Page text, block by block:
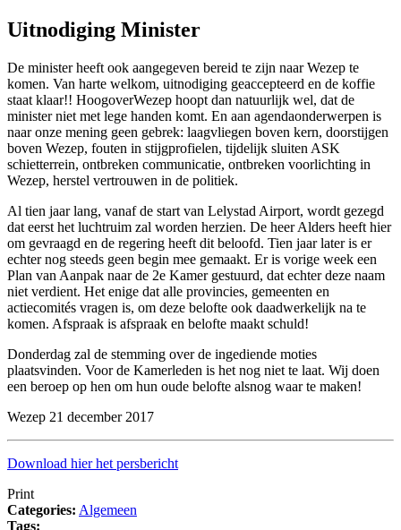
Uitnodiging Minister
De minister heeft ook aangegeven bereid te zijn naar Wezep te
komen. Van harte welkom, uitnodiging geaccepteerd en de koffie
staat klaar!! HoogoverWezep hoopt dan natuurlijk wel, dat de
minister niet met lege handen komt. En aan agendaonderwerpen is
naar onze mening geen gebrek: laagvliegen boven kern, doorstijgen
boven Wezep, fouten in stijgprofielen, tijdelijk sluiten ASK
schietterrein, ontbreken communicatie, ontbreken voorlichting in
Wezep, herstel vertrouwen in de politiek.
Al tien jaar lang, vanaf de start van Lelystad Airport, wordt gezegd
dat eerst het luchtruim zal worden herzien. De heer Alders heeft hier
om gevraagd en de regering heeft dit beloofd. Tien jaar later is er
echter nog steeds geen begin mee gemaakt. Er is vorige week een
Plan van Aanpak naar de 2e Kamer gestuurd, dat echter deze naam
niet verdient. Het enige dat alle provincies, gemeenten en
actiecomités vragen is, om deze belofte ook daadwerkelijk na te
komen. Afspraak is afspraak en belofte maakt schuld!
Donderdag zal de stemming over de ingediende moties
plaatsvinden. Voor de Kamerleden is het nog niet te laat. Wij doen
een beroep op hen om hun oude belofte alsnog waar te maken!
Wezep 21 december 2017
Download hier het persbericht
Print
Categories: Algemeen
Tags: